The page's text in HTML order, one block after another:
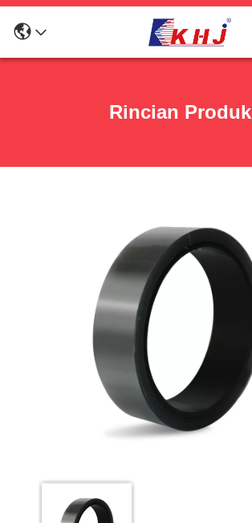
Rincian Produk